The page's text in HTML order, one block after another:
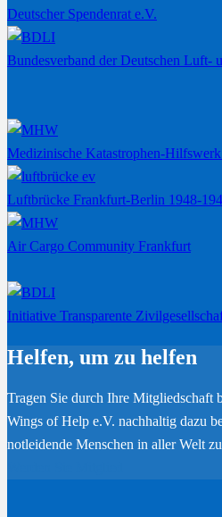
Deutscher Spendenrat e.V.
Bundesverband der Deutschen Luft-
Medizinische Katastrophen-
Luftbrücke Frankfurt-Berlin 1948-
Air Cargo Community Frankfurt
Initiative Transparente
Helfen, um zu helfen
Tragen Sie durch Ihre Mitgliedschaft
Wings of Help e.V. nachhaltig dazu
notleidende Menschen in aller Welt